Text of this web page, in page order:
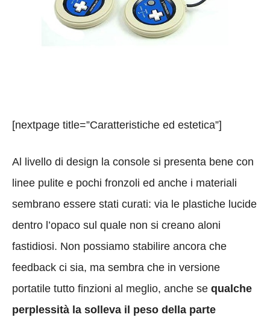
[nextpage title=”Caratteristiche ed estetica”]
Al livello di design la console si presenta bene con
linee pulite e pochi fronzoli ed anche i materiali
sembrano essere stati curati: via le plastiche lucide
dentro l’opaco sul quale non si creano aloni
fastidiosi. Non possiamo stabilire ancora che
feedback ci sia, ma sembra che in versione
portatile tutto finzioni al meglio, anche se qualche
perplessità la solleva il peso della parte